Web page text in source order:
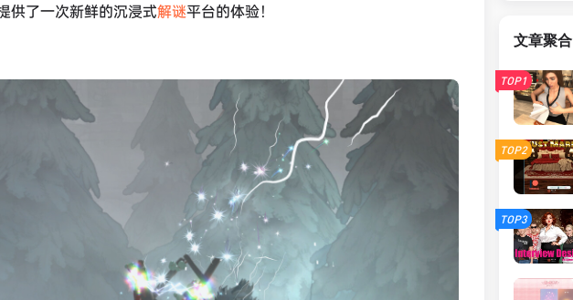
供了一次新鲜的沉浸式解谜平台的体验！
文章聚合
TOP1
TOP2
TOP3